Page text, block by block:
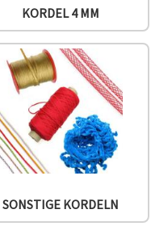
KORDEL 4 MM
SONSTIGE KORDELN